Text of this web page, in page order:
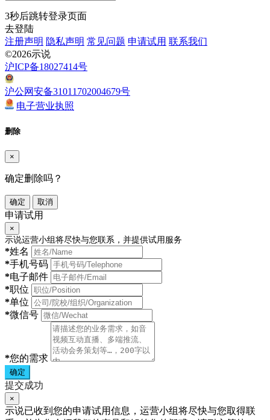
3秒后跳转登录页面
去登陆
注册声明 隐私声明 常见问题 申请试用 联系我们
©2026示说
沪ICP备18027414号
沪公网安备31011702004679号
电子营业执照
删除
×
确定删除吗？
确定 取消
申请试用
×
示说运营小组将尽快与您联系，并提供试用服务
*姓名
*手机号码
*电子邮件
*职位
*单位
*微信号
*您的需求
确定
提交成功
×
示说已收到您的申请试用信息，运营小组将尽快与您取得联